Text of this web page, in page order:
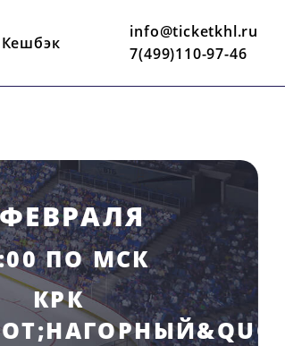
Кешбэк
info@ticketkhl.ru
7(499)110-97-46
ПО МСК
КРК